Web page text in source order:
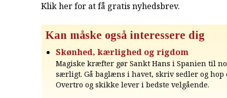
Klik her for at få gratis nyhedsbrev.
Kan måske også interessere dig
Skønhed, kærlighed og rigdom
Magiske kræfter gør Sankt Hans i Spanien til
særligt. Gå baglæns i havet, skriv sedler og hop
Overtro og skikke lever i bedste velgående.